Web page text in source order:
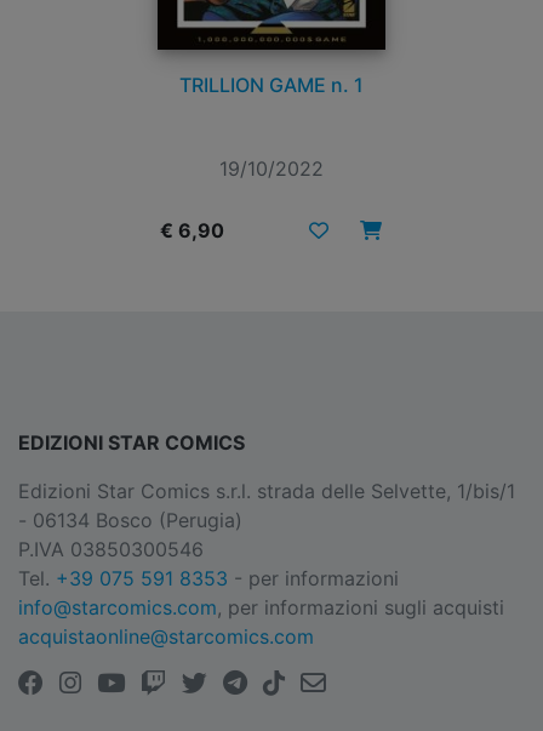
TRILLION GAME n. 1
19/10/2022
€ 6,90
EDIZIONI STAR COMICS
Edizioni Star Comics s.r.l. strada delle Selvette, 1/bis/1
- 06134 Bosco (Perugia)
P.IVA 03850300546
Tel. +39 075 591 8353 - per informazioni
info@starcomics.com, per informazioni sugli acquisti
acquistaonline@starcomics.com